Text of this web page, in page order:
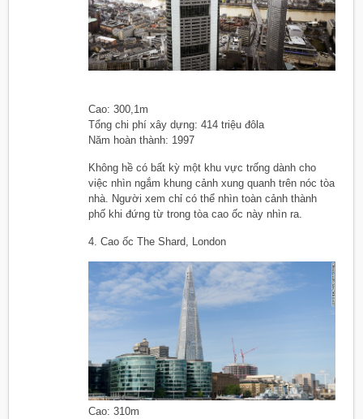
Cao: 300,1m
Tổng chi phí xây dựng: 414 triệu đôla
Năm hoàn thành: 1997
Không hề có bất kỳ một khu vực trống dành cho
việc nhìn ngắm khung cảnh xung quanh trên nóc tòa
nhà. Người xem chỉ có thể nhìn toàn cảnh thành
phố khi đứng từ trong tòa cao ốc này nhìn ra.
4. Cao ốc The Shard, London
Cao: 310m